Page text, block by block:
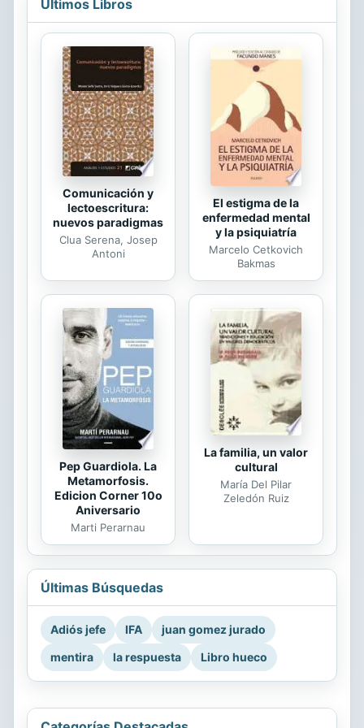
Últimos Libros
Comunicación y
lectoescritura:
nuevos paradigmas
Clua Serena, Josep
Antoni
El estigma de la
enfermedad mental
y la psiquiatría
Marcelo Cetkovich
Bakmas
Pep Guardiola. La
Metamorfosis.
Edicion Corner 10o
Aniversario
Marti Perarnau
La familia, un valor
cultural
María Del Pilar
Zeledón Ruiz
Últimas Búsquedas
Adiós jefe IFA
juan gomez jurado
mentira
la respuesta Libro hueco